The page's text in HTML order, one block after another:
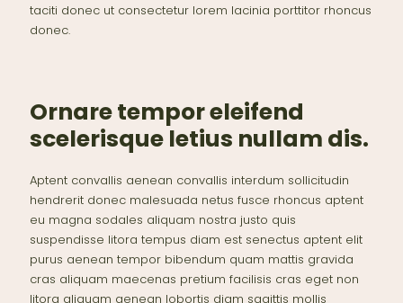
taciti donec ut consectetur lorem lacinia porttitor rhoncus
donec.
Ornare tempor eleifend
scelerisque letius nullam dis.
Aptent convallis aenean convallis interdum sollicitudin
hendrerit donec malesuada netus fusce rhoncus aptent
eu magna sodales aliquam nostra justo quis
suspendisse litora tempus diam est senectus aptent elit
purus aenean tempor bibendum quam mattis gravida
cras aliquam maecenas pretium facilisis cras eget non
litora aliquam aenean lobortis diam sagittis mollis